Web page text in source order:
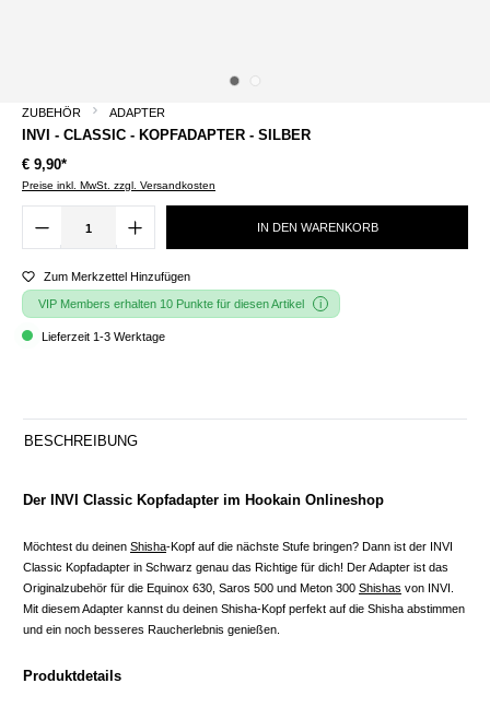
ZUBEHÖR ADAPTER
INVI - CLASSIC - KOPFADAPTER - SILBER
€ 9,90*
Preise inkl. MwSt. zzgl. Versandkosten
IN DEN WARENKORB
Zum Merkzettel Hinzufügen
VIP Members erhalten 10 Punkte für diesen Artikel
Lieferzeit 1-3 Werktage
BESCHREIBUNG
Der INVI Classic Kopfadapter im Hookain Onlineshop
Möchtest du deinen Shisha-Kopf auf die nächste Stufe bringen? Dann ist der INVI
Classic Kopfadapter in Schwarz genau das Richtige für dich! Der Adapter ist das
Originalzubehör für die Equinox 630, Saros 500 und Meton 300 Shishas von INVI.
Mit diesem Adapter kannst du deinen Shisha-Kopf perfekt auf die Shisha abstimmen
und ein noch besseres Raucherlebnis genießen.
Produktdetails